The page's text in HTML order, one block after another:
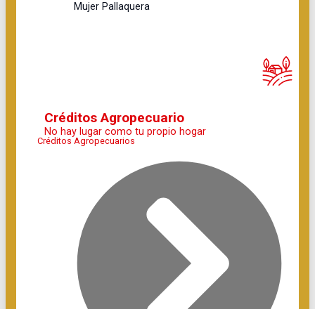
Mujer Pallaquera
Créditos Agropecuario
No hay lugar como tu propio hogar
Créditos Agropecuarios